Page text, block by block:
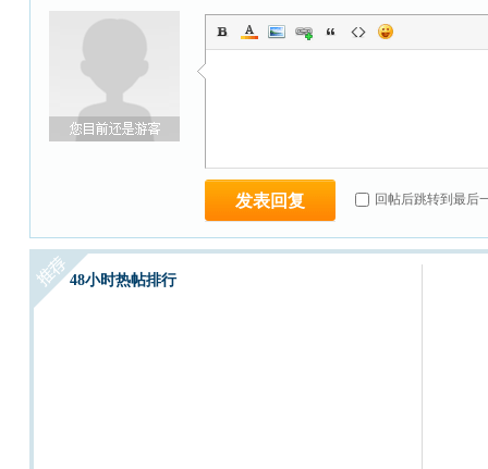
发表回复 回帖后跳转到最后
48小时热帖排行